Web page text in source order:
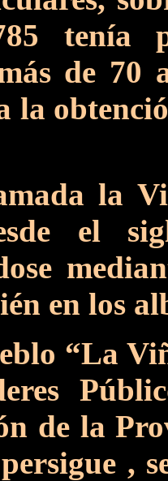
tenía
de 70
la
la
el
en los
“La
de la
,